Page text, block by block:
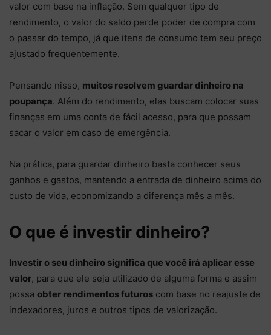
valor com base na inflação. Sem qualquer tipo de
rendimento, o valor do saldo perde poder de compra com
o passar do tempo, já que itens de consumo tem seu preço
ajustado frequentemente.
Pensando nisso, muitos resolvem guardar dinheiro na
poupança. Além do rendimento, elas buscam colocar suas
finanças em uma conta de fácil acesso, para que possam
sacar o valor em caso de emergência.
Na prática, para guardar dinheiro basta conhecer seus
ganhos e gastos, mantendo a entrada de dinheiro acima do
custo de vida, economizando a diferença mês a mês.
O que é investir dinheiro?
Investir o seu dinheiro significa que você irá aplicar esse
valor, para que ele seja utilizado de alguma forma e assim
possa obter rendimentos futuros com base no reajuste de
indexadores, juros e outros tipos de valorização.